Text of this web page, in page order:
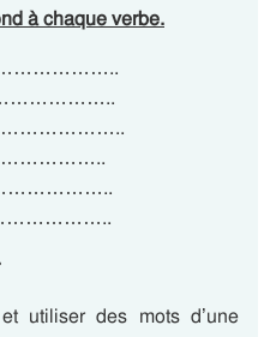
à chaque verbe.
utiliser des mots d’une